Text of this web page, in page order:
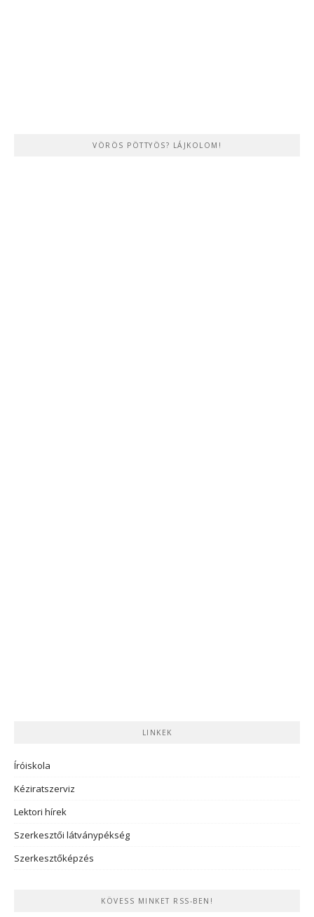
VÖRÖS PÖTTYÖS? LÁJKOLOM!
LINKEK
Íróiskola
Kéziratszerviz
Lektori hírek
Szerkesztői látványpékség
Szerkesztőképzés
KÖVESS MINKET RSS-BEN!